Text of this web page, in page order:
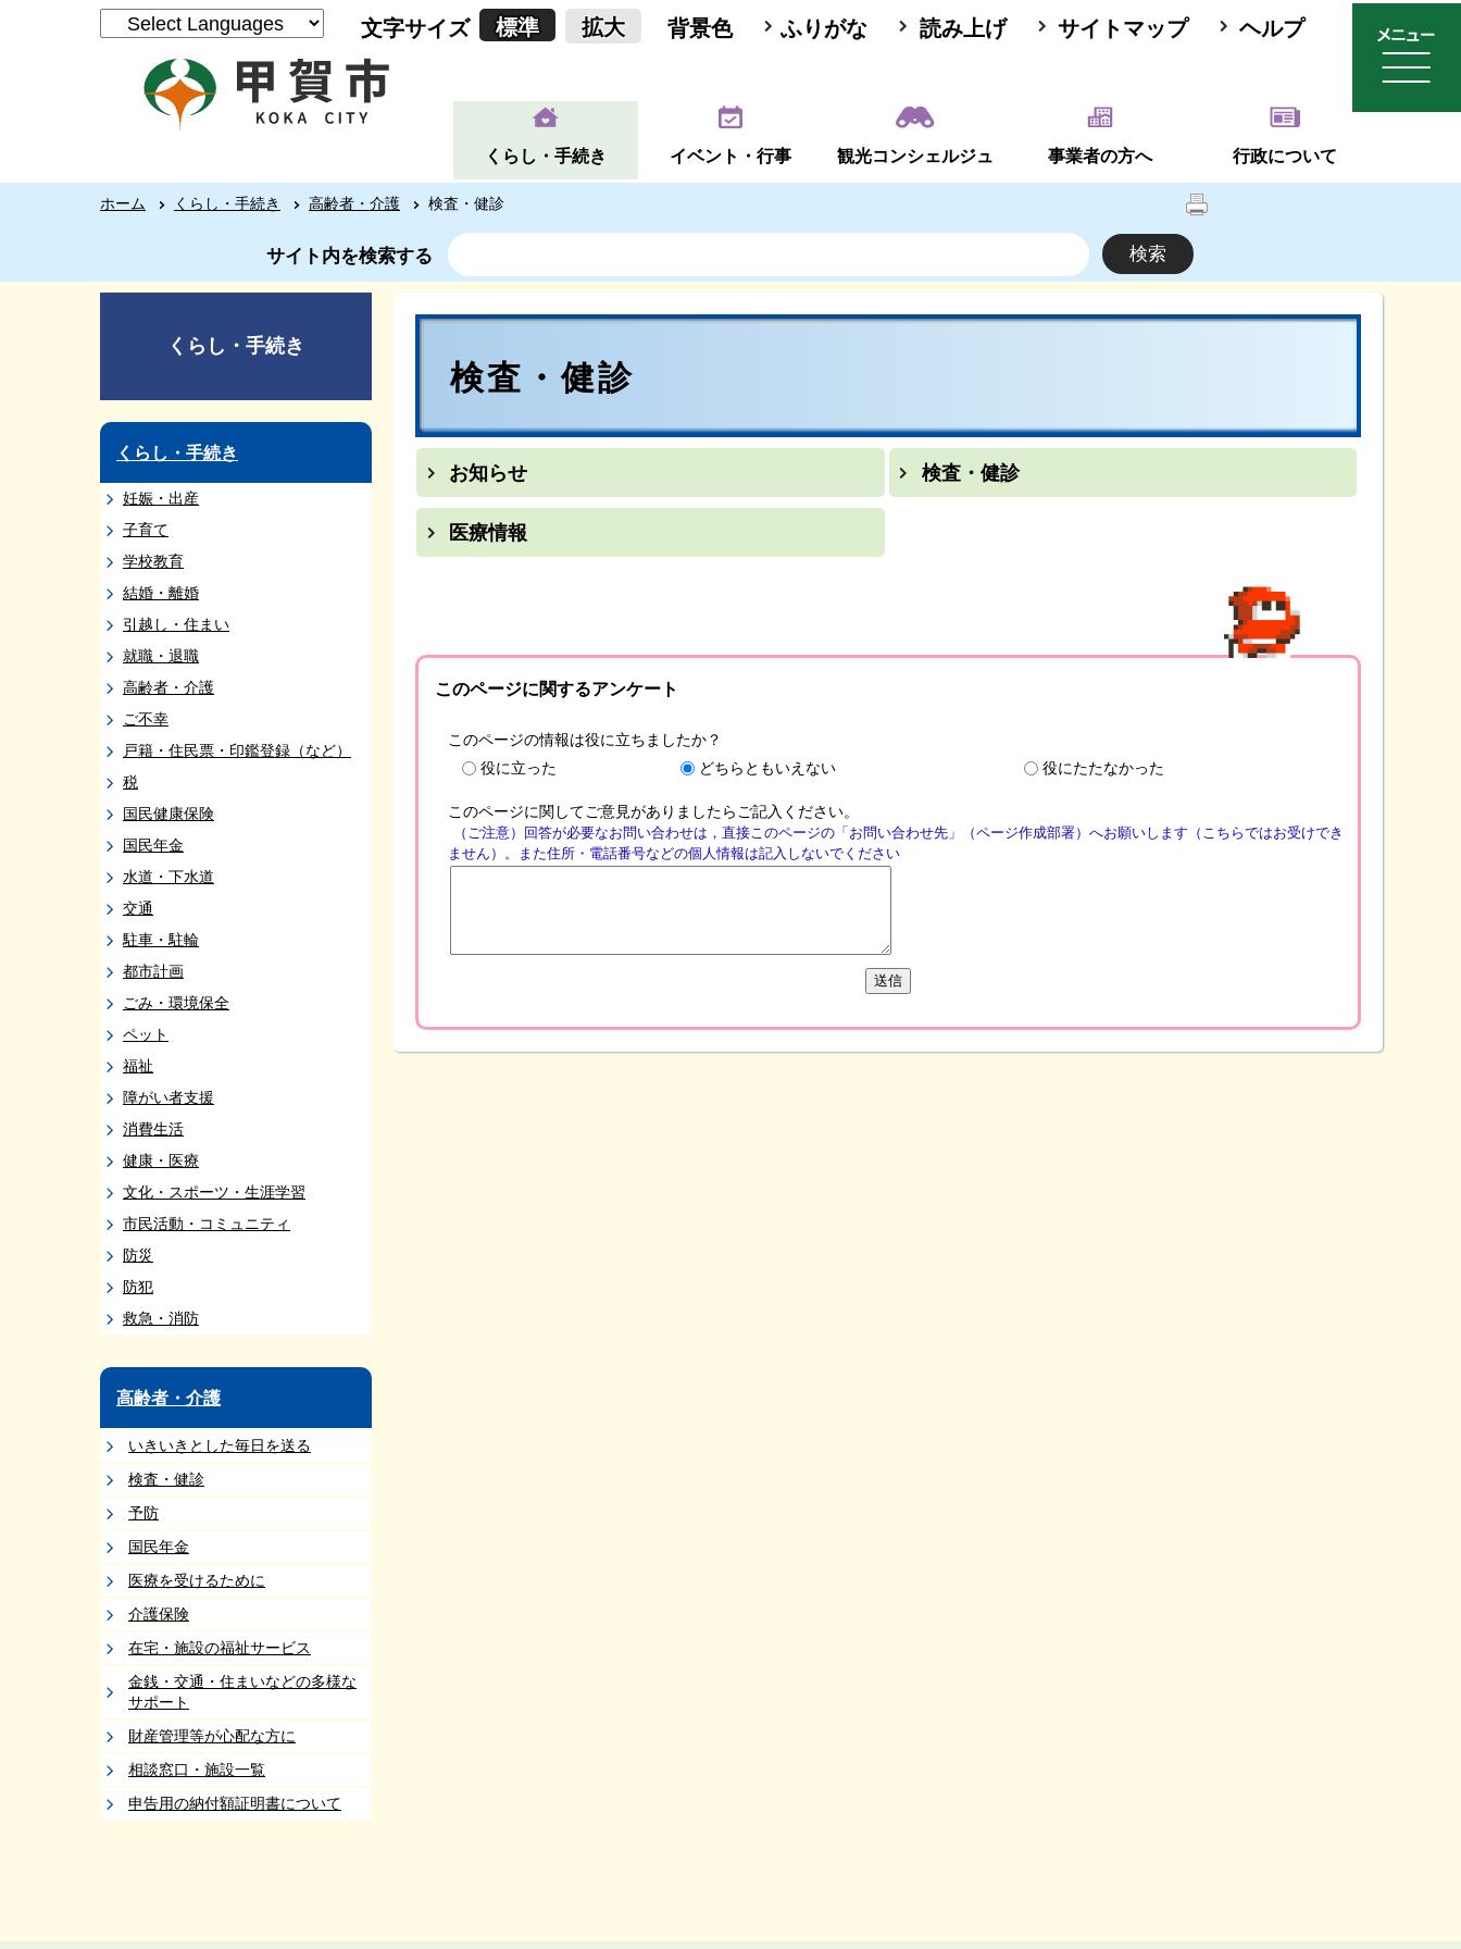
文字サイズ 標準 拡大 背景色 ふりがな 読み上げ サイトマップ ヘルプ
くらし・手続き イベント・行事 観光コンシェルジュ 事業者の方へ 行政について
ホーム くらし・手続き 高齢者・介護 検査・健診
サイト内を検索する
くらし・手続き
くらし・手続き
妊娠・出産
子育て
学校教育
結婚・離婚
引越し・住まい
就職・退職
高齢者・介護
ご不幸
戸籍・住民票・印鑑登録（など）
税
国民健康保険
国民年金
水道・下水道
交通
駐車・駐輪
都市計画
ごみ・環境保全
ペット
福祉
障がい者支援
消費生活
健康・医療
文化・スポーツ・生涯学習
市民活動・コミュニティ
防災
防犯
救急・消防
高齢者・介護
いきいきとした毎日を送る
検査・健診
予防
国民年金
医療を受けるために
介護保険
在宅・施設の福祉サービス
金銭・交通・住まいなどの多様な
サポート
財産管理等が心配な方に
相談窓口・施設一覧
申告用の納付額証明書について
検査・健診
お知らせ 検査・健診
医療情報
このページに関するアンケート
このページの情報は役に立ちましたか？
役に立った
どちらともいえない 役にたたなかった
このページに関してご意見がありましたらご記入ください。
（ご注意）回答が必要なお問い合わせは，直接このページの「お問い合わせ先」（ページ作成部署）へお願いします（こちらではお受けでき
ません）。また住所・電話番号などの個人情報は記入しないでください